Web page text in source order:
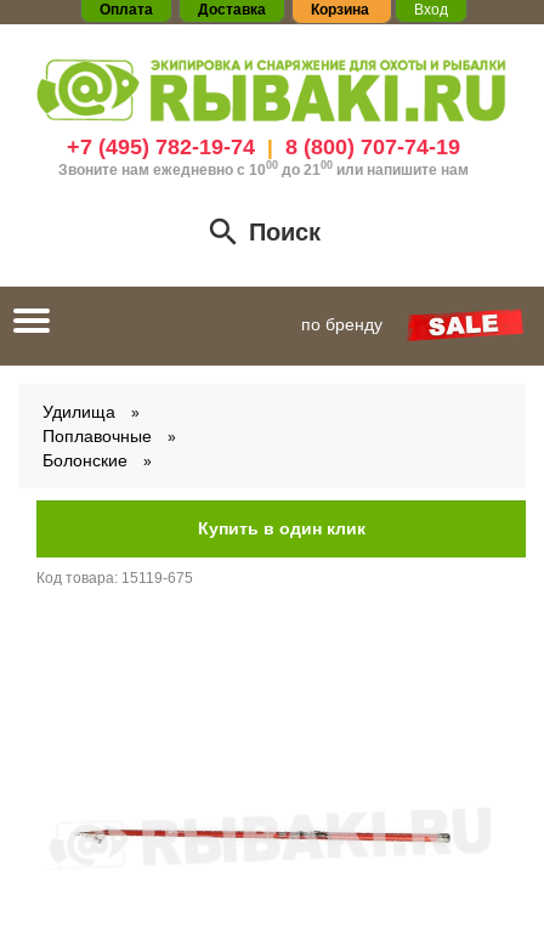
Оплата Доставка Корзина Вход
+7 (495) 782-19-74| 8 (800) 707-74-19
Звоните нам ежедневно с 1000до 21 00 или напишите нам
Поиск
Toggle
navigation
по бренду
Удилища
Поплавочные
Болонские
Код товара: 15119-675